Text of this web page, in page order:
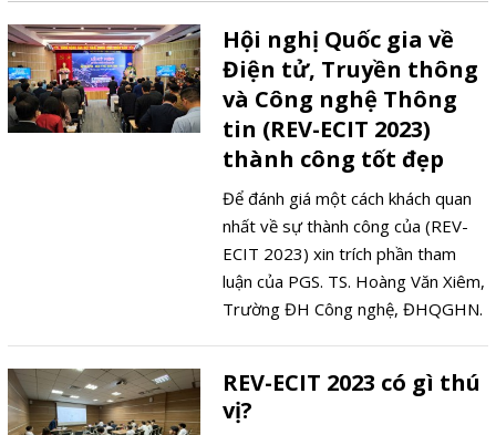
Hội nghị Quốc gia về
Điện tử, Truyền thông
và Công nghệ Thông
tin (REV-ECIT 2023)
thành công tốt đẹp
Để đánh giá một cách khách quan
nhất về sự thành công của (REV-
ECIT 2023) xin trích phần tham
luận của PGS. TS. Hoàng Văn Xiêm,
Trường ĐH Công nghệ, ĐHQGHN.
REV-ECIT 2023 có gì thú
vị?